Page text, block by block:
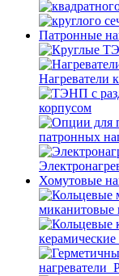
Патронные
Нагреватели
корпусом
патронных
Хомутовые
миканитовые
керамические